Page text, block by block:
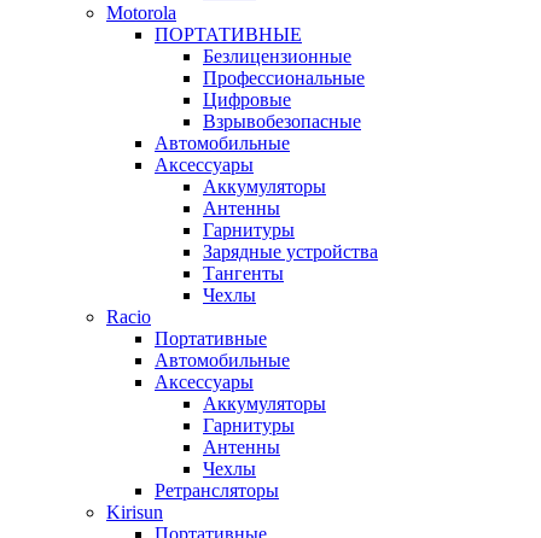
Motorola
ПОРТАТИВНЫЕ
Безлицензионные
Профессиональные
Цифровые
Взрывобезопасные
Автомобильные
Аксессуары
Аккумуляторы
Антенны
Гарнитуры
Зарядные устройства
Тангенты
Чехлы
Racio
Портативные
Автомобильные
Аксессуары
Аккумуляторы
Гарнитуры
Антенны
Чехлы
Ретрансляторы
Kirisun
Портативные